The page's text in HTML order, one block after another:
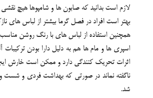
لازم است بدانيد که صابون ها و شامپوها هيچ
بهتر است افراد در فصل گرما بيشتر از لباس هاي
همچنين استفاده از لباس هاي با رنگ روشن
اسپري ها و مام ها هم به دليل دارا بودن ترکيبات
اثرات تحريک کنندگي دارد و ممکن است خارش
ناگفته نماند در صورتي که بهداشت فردي و شست
شد.